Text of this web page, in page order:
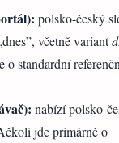
polsko-český
včetně variant
o standardní
nabízí polsko-
jde primárně o